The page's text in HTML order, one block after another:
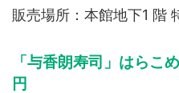
販売場所：本館地下1 階
「与香朗寿司」はらこ
円